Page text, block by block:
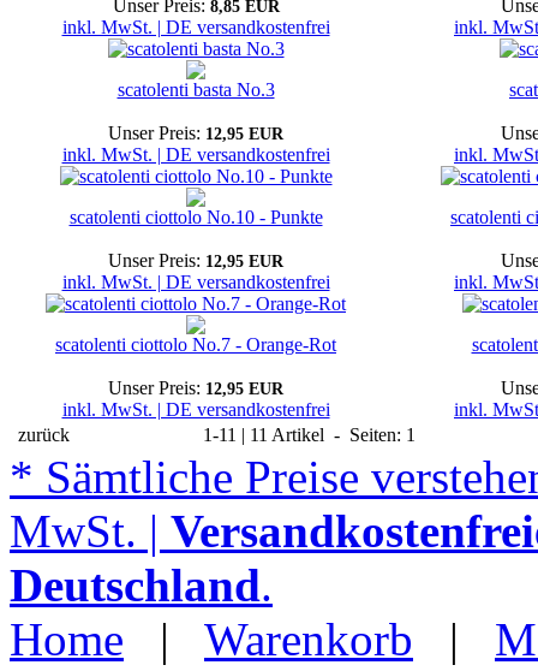
Unser Preis: 8,85 EUR
inkl. MwSt. | DE versandkostenfrei
inkl.
scatolenti basta No.3
Unser Preis: 12,95 EUR
inkl. MwSt. | DE versandkostenfrei
inkl.
scatolenti ciottolo No.10 - Punkte
Unser Preis: 12,95 EUR
inkl. MwSt. | DE versandkostenfrei
scatolenti
inkl.
scatolenti ciottolo No.7 - Orange-Rot
Unser Preis: 12,95 EUR
inkl. MwSt. | DE versandkostenfrei
inkl.
zurück
1-11 | 11 Artikel - Seiten: 1
* Sämtliche Preise
MwSt. |
Deutschland.
Home | Warenkorb |